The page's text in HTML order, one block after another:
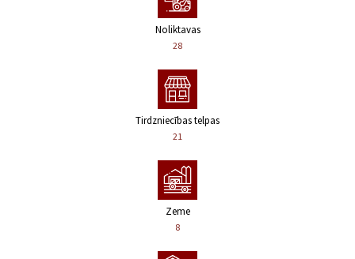
Noliktavas
28
Tirdzniecības telpas
21
Zeme
8